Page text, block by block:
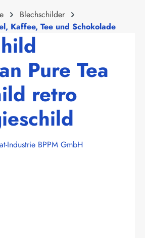
Blechschilder
Kaffee, Tee und Schokolade
Pure Tea
retro
Industrie BPPM GmbH